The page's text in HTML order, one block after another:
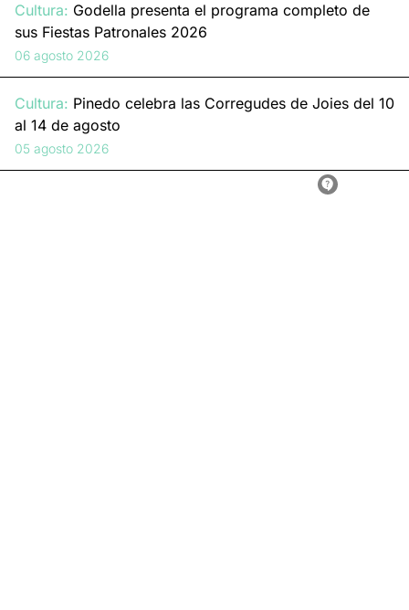
Cultura: Godella presenta el programa completo de
sus Fiestas Patronales 2026
06 agosto 2026
Cultura: Pinedo celebra las Corregudes de Joies del 10
al 14 de agosto
05 agosto 2026